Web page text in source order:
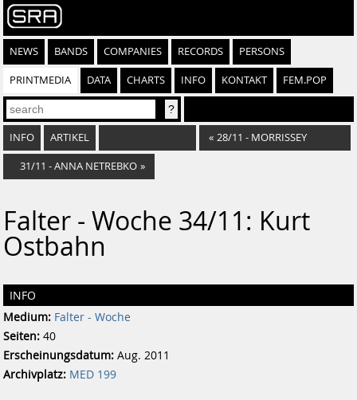
NEWS BANDS COMPANIES RECORDS PERSONS
PRINTMEDIA DATA CHARTS INFO KONTAKT FEM.POP
INFO ARTIKEL « 28/11 - MORRISSEY
31/11 - ANNA NETREBKO »
Falter - Woche 34/11: Kurt
Ostbahn
INFO
Medium: Falter - Woche
Seiten: 40
Erscheinungsdatum: Aug. 2011
Archivplatz: MED 199